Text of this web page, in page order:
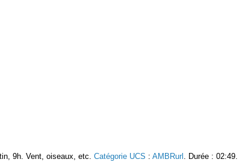
9h. Vent, oiseaux, etc. Catégorie UCS : AMBRurl . Durée : 02:49.